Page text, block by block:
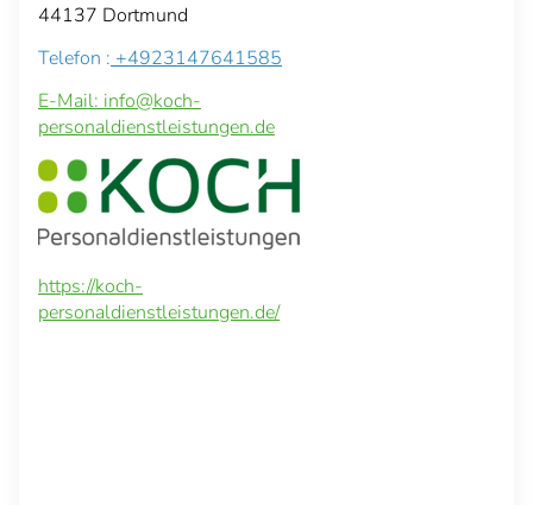
44137 Dortmund
Telefon : +4923147641585
E-Mail: info@koch-
personaldienstleistungen.de
https://koch-
personaldienstleistungen.de/